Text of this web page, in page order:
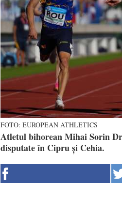
FOTO: EUROPEAN ATHLETICS
Atletul bihorean Mihai Sorin
disputate în Cipru și Cehia.